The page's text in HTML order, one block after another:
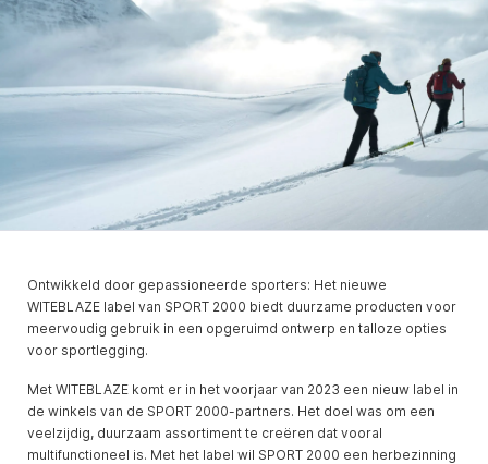
Ontwikkeld door gepassioneerde sporters: Het nieuwe
WITEBLAZE label van SPORT 2000 biedt duurzame producten voor
meervoudig gebruik in een opgeruimd ontwerp en talloze opties
voor sportlegging.
Met WITEBLAZE komt er in het voorjaar van 2023 een nieuw label in
de winkels van de SPORT 2000-partners. Het doel was om een
veelzijdig, duurzaam assortiment te creëren dat vooral
multifunctioneel is. Met het label wil SPORT 2000 een herbezinning